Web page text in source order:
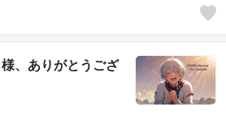
、ありがとうござ